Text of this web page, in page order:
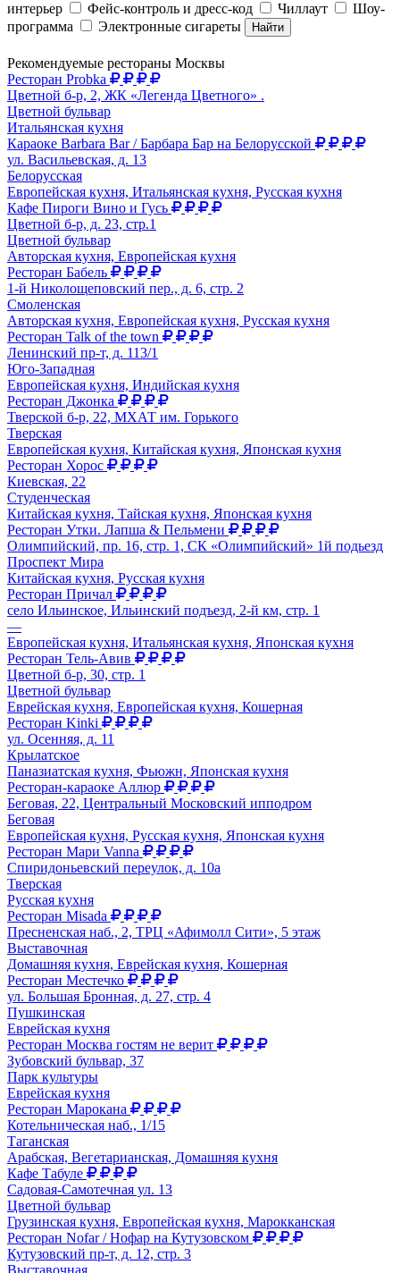
интерьер
Фейс-контроль и дресс-код Чиллаут
Шоу-
программа
Электронные сигареты Найти
Рекомендуемые рестораны Москвы
Ресторан Probka
Цветной б-р, 2, ЖК «Легенда Цветного» .
Цветной бульвар
Итальянская кухня
Караоке Barbara Bar / Барбара Бар на Белорусской
ул. Васильевская, д. 13
Белорусская
Европейская кухня, Итальянская кухня, Русская кухня
Кафе Пироги Вино и Гусь
Цветной б-р, д. 23, стр.1
Цветной бульвар
Авторская кухня, Европейская кухня
Ресторан Бабель
1-й Николощеповский пер., д. 6, стр. 2
Смоленская
Авторская кухня, Европейская кухня, Русская кухня
Ресторан Talk of the town
Ленинский пр-т, д. 113/1
Юго-Западная
Европейская кухня, Индийская кухня
Ресторан Джонка
Тверской б-р, 22, МХАТ им. Горького
Тверская
Европейская кухня, Китайская кухня, Японская кухня
Ресторан Хорос
Киевская, 22
Студенческая
Китайская кухня, Тайская кухня, Японская кухня
Ресторан Утки. Лапша & Пельмени
Олимпийский, пр. 16, стр. 1, СК «Олимпийский» 1й подьезд
Проспект Мира
Китайская кухня, Русская кухня
Ресторан Причал
село Ильинское, Ильинский подъезд, 2-й км, стр. 1
—
Европейская кухня, Итальянская кухня, Японская кухня
Ресторан Тель-Авив
Цветной б-р, 30, стр. 1
Цветной бульвар
Еврейская кухня, Европейская кухня, Кошерная
Ресторан Kinki
ул. Осенняя, д. 11
Крылатское
Паназиатская кухня, Фьюжн, Японская кухня
Ресторан-караоке Аллюр
Беговая, 22, Центральный Московский ипподром
Беговая
Европейская кухня, Русская кухня, Японская кухня
Ресторан Мари Vanna
Спиридоньевский переулок, д. 10а
Тверская
Русская кухня
Ресторан Misada
Пресненская наб., 2, ТРЦ «Афимолл Сити», 5 этаж
Выставочная
Домашняя кухня, Еврейская кухня, Кошерная
Ресторан Местечко
ул. Большая Бронная, д. 27, стр. 4
Пушкинская
Еврейская кухня
Ресторан Москва гостям не верит
Зубовский бульвар, 37
Парк культуры
Еврейская кухня
Ресторан Марокана
Котельническая наб., 1/15
Таганская
Арабская, Вегетарианская, Домашняя кухня
Кафе Табуле
Садовая-Самотечная ул. 13
Цветной бульвар
Грузинская кухня, Европейская кухня, Марокканская
Ресторан Nofar / Нофар на Кутузовском
Кутузовский пр-т, д. 12, стр. 3